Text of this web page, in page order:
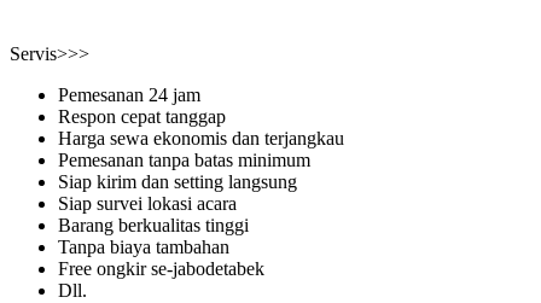
Servis>>>
Pemesanan 24 jam
Respon cepat tanggap
Harga sewa ekonomis dan terjangkau
Pemesanan tanpa batas minimum
Siap kirim dan setting langsung
Siap survei lokasi acara
Barang berkualitas tinggi
Tanpa biaya tambahan
Free ongkir se-jabodetabek
Dll.